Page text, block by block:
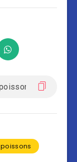
poissons